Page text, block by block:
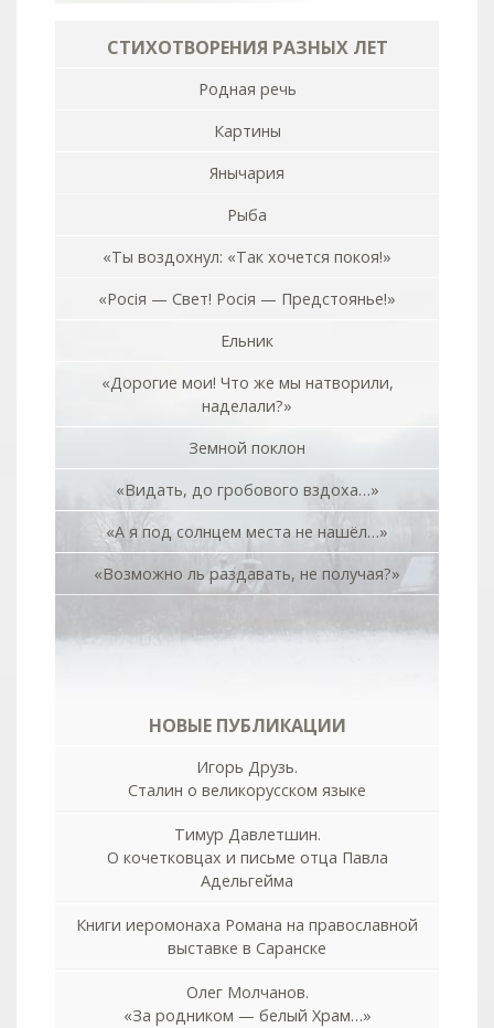
СТИХОТВОРЕНИЯ РАЗНЫХ ЛЕТ
Родная речь
Картины
Янычария
Рыба
«Ты воздохнул: «Так хочется покоя!»
«Росiя — Свет! Росiя — Предстоянье!»
Ельник
«Дорогие мои! Что же мы натворили,
наделали?»
Земной поклон
«Видать, до гробового вздоха…»
«А я под солнцем места не нашёл…»
«Возможно ль раздавать, не получая?»
НОВЫЕ ПУБЛИКАЦИИ
Игорь Друзь.
Сталин о великорусском языке
Тимур Давлетшин.
О кочетковцах и письме отца Павла
Адельгейма
Книги иеромонаха Романа на православной
выставке в Саранске
Олег Молчанов.
«За родником — белый Храм…»